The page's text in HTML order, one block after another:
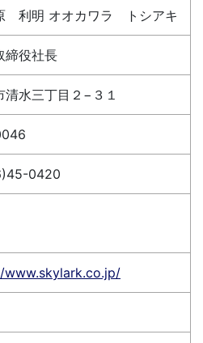
利明 オオカワラ トシアキ
締役社長
清水三丁目２−３１
0420